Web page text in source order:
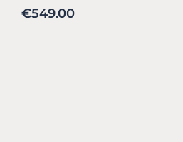
€549.00